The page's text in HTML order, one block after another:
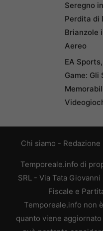
Seregno
Perdita di
Brianzole
Aereo
EA
Game: Gli
Chi siamo - Redazione
Temporeale.info di
SRL - Via Tata
Fiscale e
Temporeale.info non
quanto viene